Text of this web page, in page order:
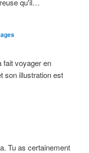
qu'il…
fait voyager en
son illustration est
Tu as certainement